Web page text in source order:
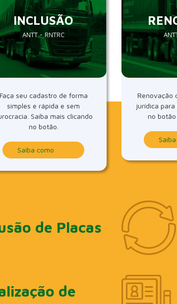
INCLUSÃO
ANTT - RNTRC
Faça seu cadastro de forma
simples e rápida e sem
Saiba mais clicando
no botão.
Saiba como
Renovação
jurídica para
no botão
de Placas
de